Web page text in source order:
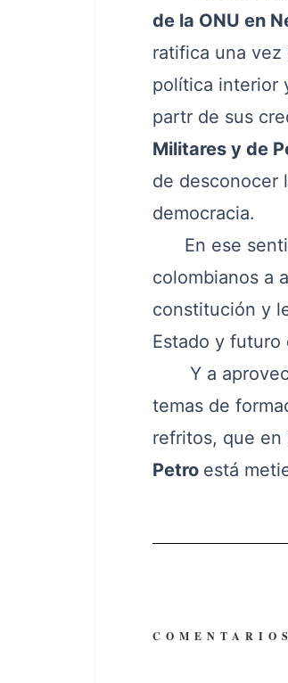
de la ONU en
ratifica una vez
política interior
partr de sus
Militares y de
de desconocer
democracia.
En ese
colombianos a
constitución y
Estado y futuro
Y a
temas de
refritos, que en
Petro está
COMENTARIOS